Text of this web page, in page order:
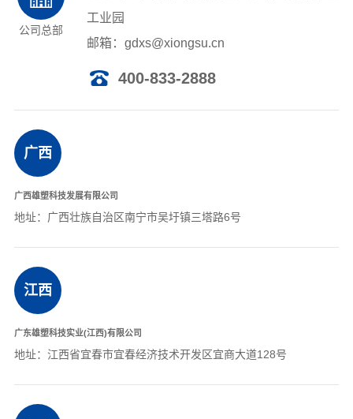
联系我们
公司总部
工业园
邮箱：gdxs@xiongsu.cn
400-833-2888
广西
广西雄塑科技发展有限公司
地址：广西壮族自治区南宁市吴圩镇三塔路6号
江西
广东雄塑科技实业(江西)有限公司
地址：江西省宜春市宜春经济技术开发区宜商大道128号